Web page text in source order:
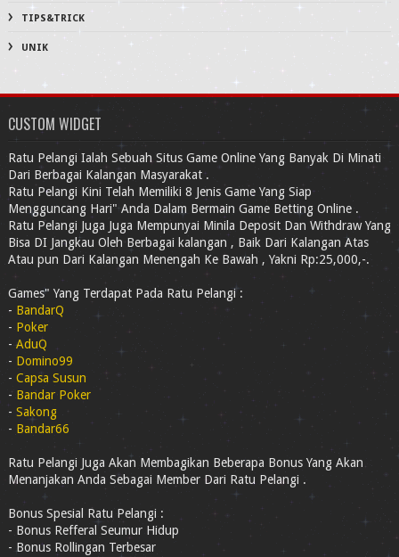
TIPS&TRICK
UNIK
CUSTOM WIDGET
Ratu Pelangi Ialah Sebuah Situs Game Online Yang Banyak Di Minati
Dari Berbagai Kalangan Masyarakat .
Ratu Pelangi Kini Telah Memiliki 8 Jenis Game Yang Siap
Mengguncang Hari" Anda Dalam Bermain Game Betting Online .
Ratu Pelangi Juga Juga Mempunyai Minila Deposit Dan Withdraw Yang
Bisa DI Jangkau Oleh Berbagai kalangan , Baik Dari Kalangan Atas
Atau pun Dari Kalangan Menengah Ke Bawah , Yakni Rp:25,000,-.
Games" Yang Terdapat Pada Ratu Pelangi :
- BandarQ
- Poker
- AduQ
- Domino99
- Capsa Susun
- Bandar Poker
- Sakong
- Bandar66
Ratu Pelangi Juga Akan Membagikan Beberapa Bonus Yang Akan
Menanjakan Anda Sebagai Member Dari Ratu Pelangi .
Bonus Spesial Ratu Pelangi :
- Bonus Refferal Seumur Hidup
- Bonus Rollingan Terbesar